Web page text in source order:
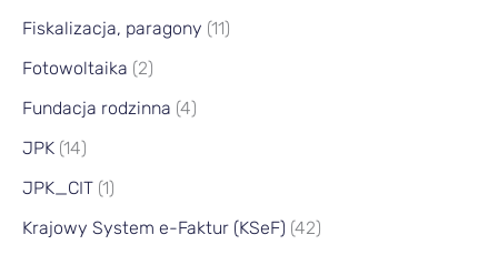
Fiskalizacja, paragony (11)
Fotowoltaika (2)
Fundacja rodzinna (4)
JPK (14)
JPK_CIT (1)
Krajowy System e-Faktur (KSeF) (42)